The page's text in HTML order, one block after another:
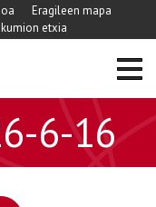
Eragileen mapa
etxia
6-16